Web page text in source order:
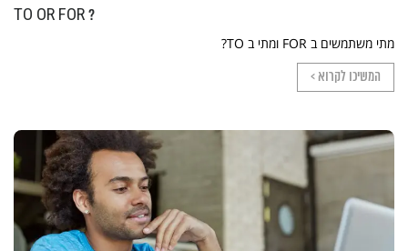
TO OR FOR ?
מתי משתמשים ב FOR ומתי ב TO?
המשיכו לקרוא >